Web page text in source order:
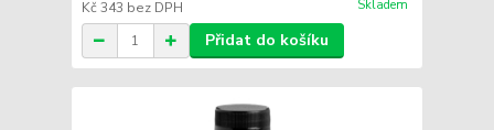
Kč 343 bez DPH Skladem
Přidat do košíku